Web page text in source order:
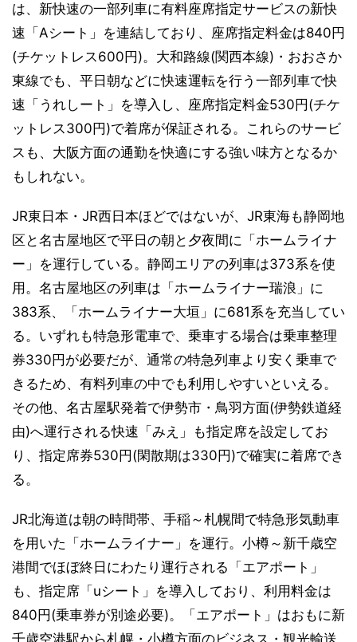
は、新快速の一部列車に有料座席指定サービスの新快
速「Aシート」を連結しており、座席指定料金は840円
(チケットレス600円)。大和路線(関西本線)・おおさか
東線でも、平日朝などに快速運転を行う一部列車で快
速「うれしート」を導入し、座席指定料金530円(チケ
ットレス300円)で着席が保証される。これらのサービ
スも、大阪方面の通勤を快適にする強い味方となるか
もしれない。
JR東日本・JR西日本ほどではないが、JR東海も静岡地
区と名古屋地区で平日の朝と夕夜間に「ホームライナ
ー」を運行している。静岡エリアの列車は373系を使
用。名古屋地区の列車は「ホームライナー瑞浪」に
383系、「ホームライナー大垣」に681系を充当してい
る。いずれも特急形電車で、乗車する場合は乗車整理
券330円が必要だが、通常の特急列車より安く乗車で
きるため、有料列車の中でも利用しやすいといえる。
その他、名古屋駅発着で伊勢市・鳥羽方面(伊勢鉄道経
由)へ運行される快速「みえ」も指定席を設定してお
り、指定席券530円(閑散期は330円)で確実に着席でき
る。
JR北海道は朝の時間帯、手稲～札幌間で特急形気動車
を用いた「ホームライナー」を運行。小樽～新千歳空
港間でほぼ終日にわたり運行される「エアポート」
も、指定席「uシート」を導入しており、利用料金は
840円(乗車券が別途必要)。「エアポート」はおもに新